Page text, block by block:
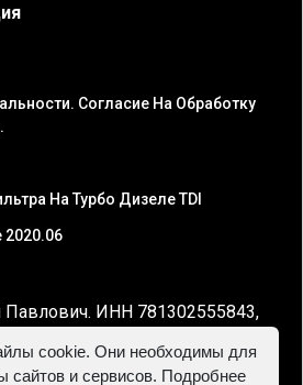
Согласие На Обработку
На Турбо Дизеле TDI
2020.06
ИНН 781302555843,
cookie. Они необходимы для
сайтов и сервисов. Подробнее